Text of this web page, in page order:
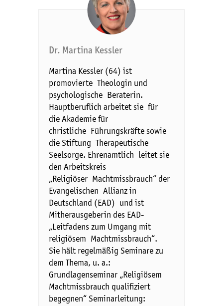
Dr. Martina Kessler
Martina Kessler (64) ist
promovierte Theologin und
psychologische Beraterin.
Hauptberuflich arbeitet sie für
die Akademie für
christliche Führungskräfte sowie
die Stiftung Therapeutische
Seelsorge. Ehrenamtlich leitet sie
den Arbeitskreis
„Religiöser Machtmissbrauch“ der
Evangelischen Allianz in
Deutschland (EAD) und ist
Mitherausgeberin des EAD-
„Leitfadens zum Umgang mit
religiösem Machtmissbrauch“.
Sie hält regelmäßig Seminare zu
dem Thema, u. a.:
Grundlagenseminar „Religiösem
Machtmissbrauch qualifiziert
begegnen“ Seminarleitung: